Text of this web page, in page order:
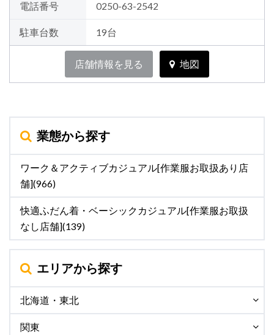
電話番号 0250-63-2542
駐車台数 19台
店舗情報を見る 地図
業態から探す
ワーク＆アクティブカジュアル[作業服お取扱あり店
舗](966)
快適ふだん着・ベーシックカジュアル[作業服お取扱
なし店舗](139)
エリアから探す
北海道・東北
関東